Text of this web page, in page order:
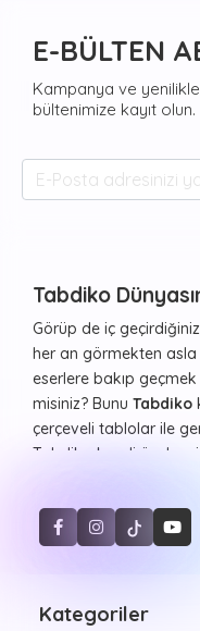
E-BÜLTEN
Kampanya ve
bültenimize kayıt olun.
Tabdiko
Görüp de iç
her an görmekten asla
eserlere bakıp
misiniz? Bunu Tabdiko
çerçeveli tablolar ile
Tabdiko kendi özel
görmekten haz
çerçevesiz şekilde,
Sayılarla Tuval
daha birçok
Kategoriler